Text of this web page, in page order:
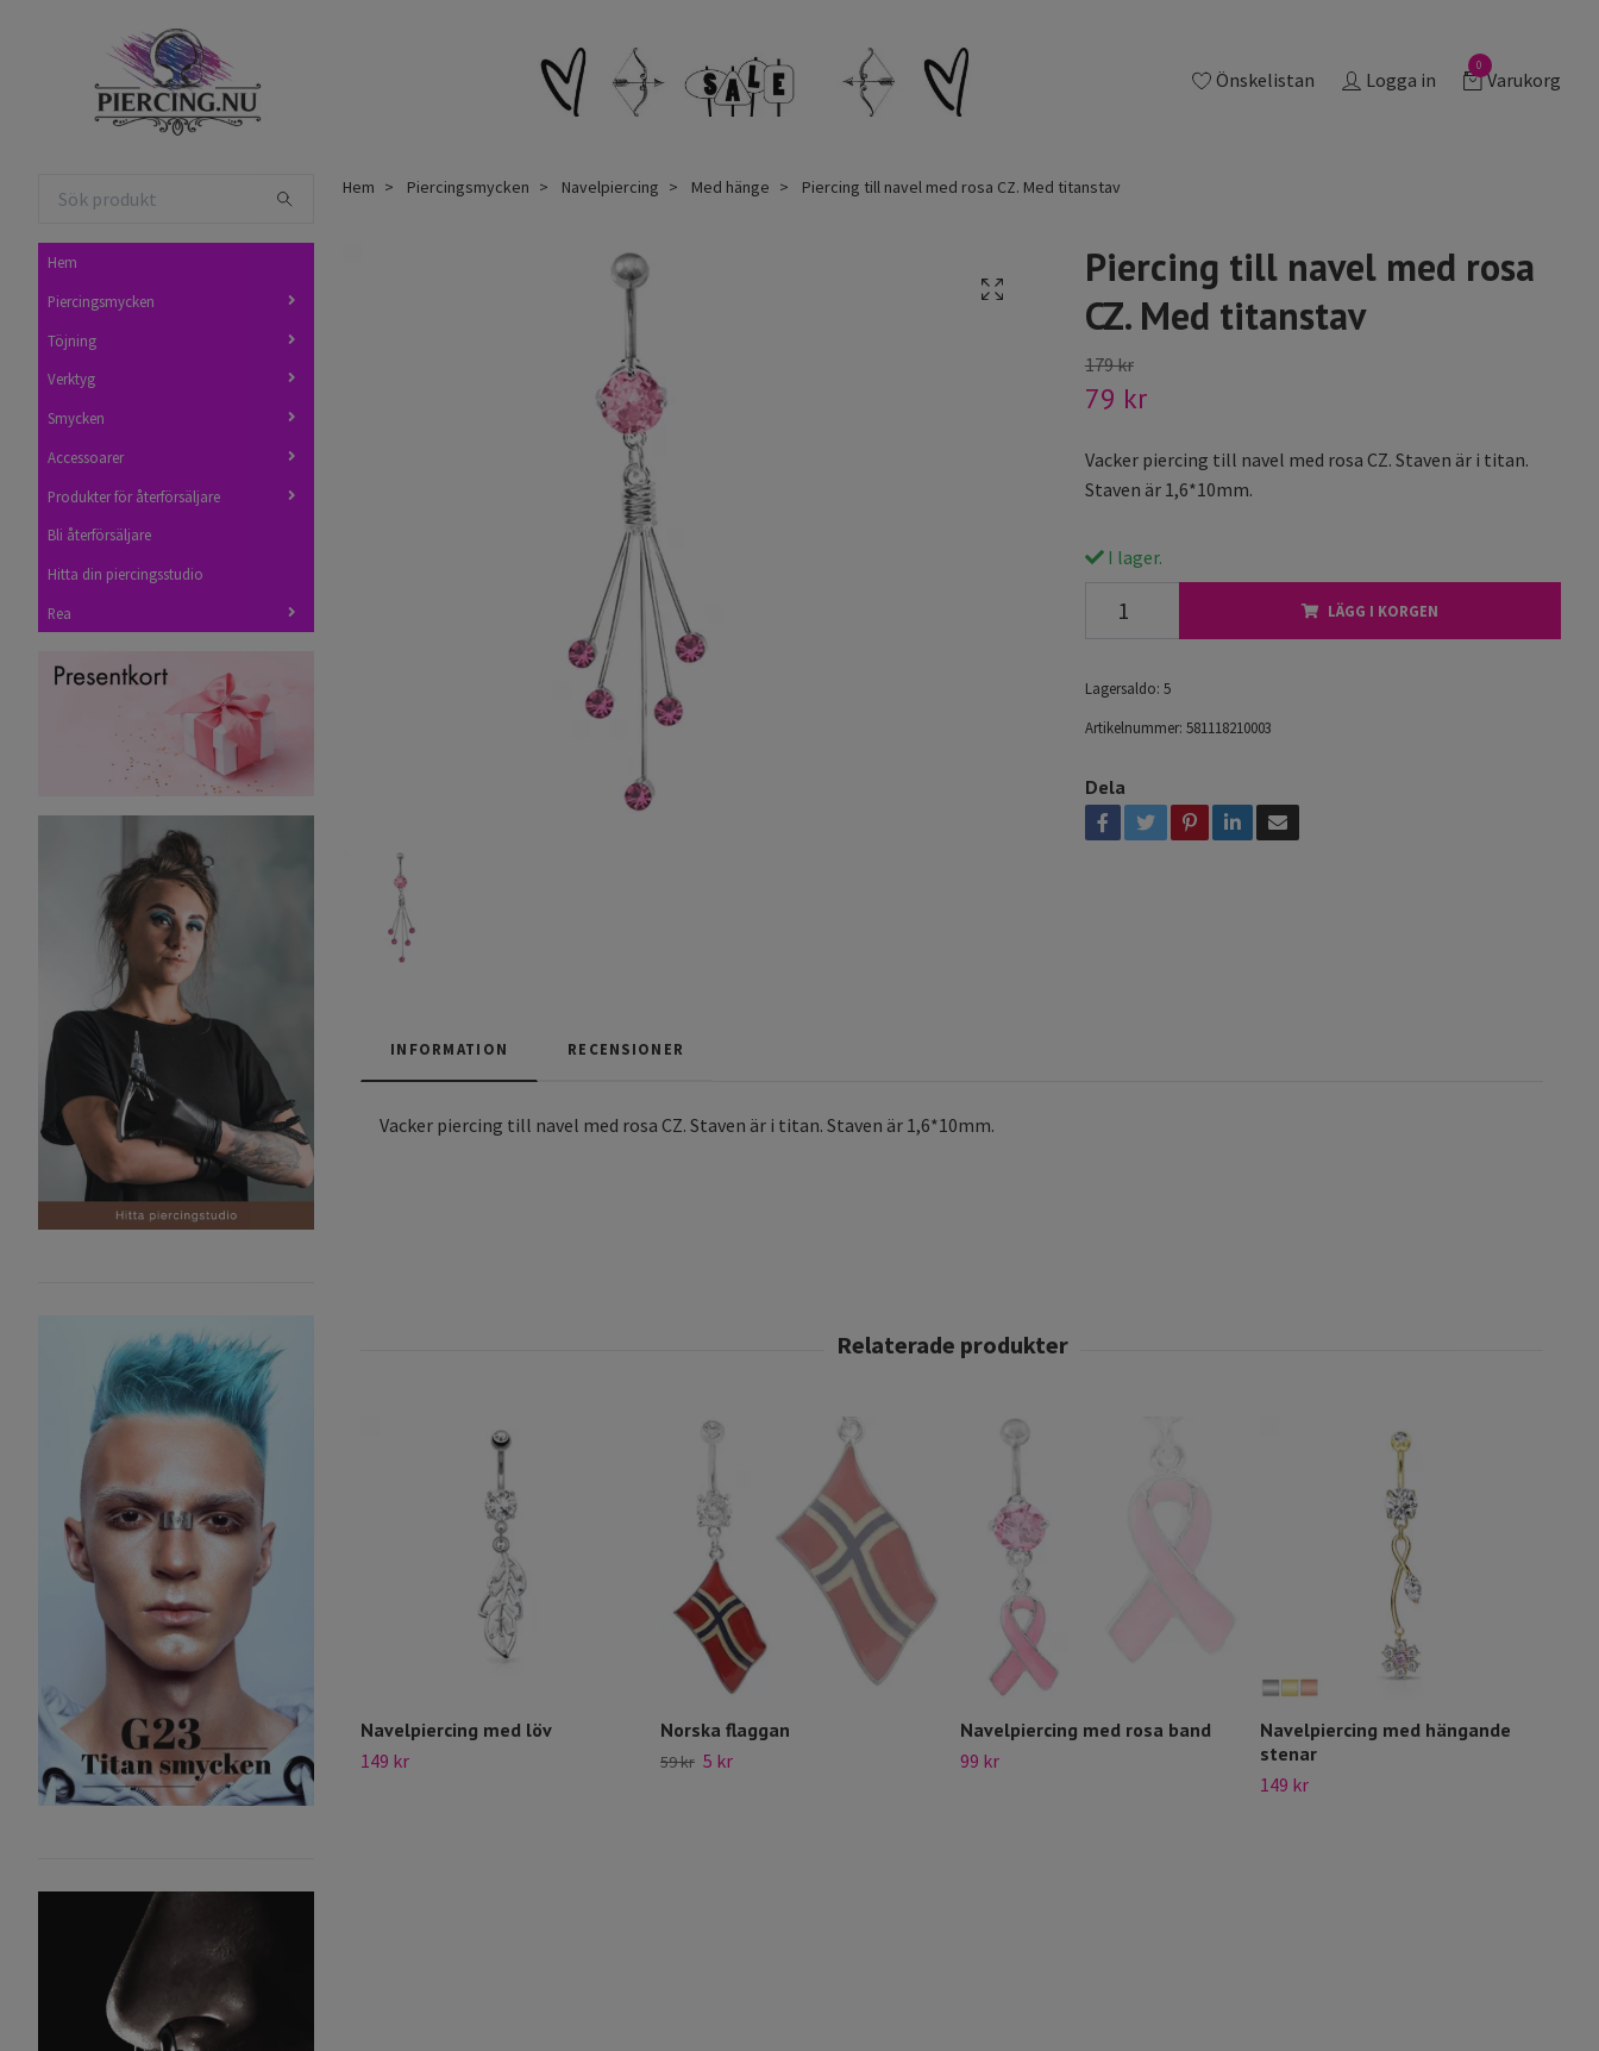
Önskelistan Logga in
0
Varukorg
Hem
Piercingsmycken
Töjning
Verktyg
Smycken
Accessoarer
Produkter för återförsäljare
Bli återförsäljare
Hitta din piercingsstudio
Rea
Hem Piercingsmycken Navelpiercing Med hänge Piercing till navel med rosa CZ. Med titanstav
Piercing till navel med rosa
CZ. Med titanstav
179 kr
79 kr
Vacker piercing till navel med rosa CZ. Staven är i titan.
Staven är 1,6*10mm.
I lager.
LÄGG I KORGEN
Lagersaldo: 5
Artikelnummer: 581118210003
Dela
INFORMATION RECENSIONER
Vacker piercing till navel med rosa CZ. Staven är i titan. Staven är 1,6*10mm.
Navelpiercing med löv
149 kr
Norska flaggan
59 kr 5 kr
Navelpiercing med rosa band
99 kr
Navelpiercing med hängande
stenar
149 kr